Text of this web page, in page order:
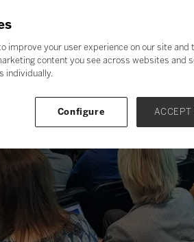
improve your user experience on our site
content you see across websites and
individually.
Configure ACCEPT